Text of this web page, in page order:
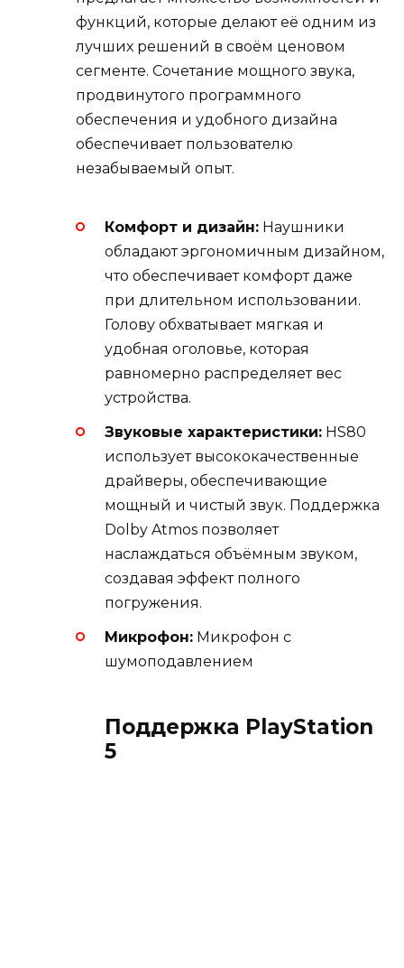
функций, которые делают её одним из
лучших решений в своём ценовом
сегменте. Сочетание мощного звука,
продвинутого программного
обеспечения и удобного дизайна
обеспечивает пользователю
незабываемый опыт.
Комфорт и дизайн: Наушники
обладают эргономичным дизайном,
что обеспечивает комфорт даже
при длительном использовании.
Голову обхватывает мягкая и
удобная оголовье, которая
равномерно распределяет вес
устройства.
Звуковые характеристики: HS80
использует высококачественные
драйверы, обеспечивающие
мощный и чистый звук. Поддержка
Dolby Atmos позволяет
наслаждаться объёмным звуком,
создавая эффект полного
погружения.
Микрофон: Микрофон с
шумоподавлением
Поддержка PlayStation
5